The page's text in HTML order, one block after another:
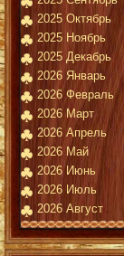
2025 Октябрь
2025 Ноябрь
2025 Декабрь
2026 Январь
2026 Февраль
2026 Март
2026 Апрель
2026 Май
2026 Июнь
2026 Июль
2026 Август